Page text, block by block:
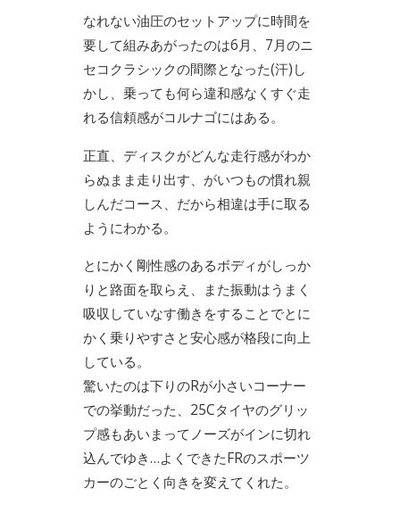
なれない油圧のセットアップに時間を
要して組みあがったのは6月、7月のニ
セコクラシックの間際となった(汗)し
かし、乗っても何ら違和感なくすぐ走
れる信頼感がコルナゴにはある。
正直、ディスクがどんな走行感がわか
らぬまま走り出す、がいつもの慣れ親
しんだコース、だから相違は手に取る
ようにわかる。
とにかく剛性感のあるボディがしっか
りと路面を取らえ、また振動はうまく
吸収していなす働きをすることでとに
かく乗りやすさと安心感が格段に向上
している。
驚いたのは下りのRが小さいコーナー
での挙動だった、25Cタイヤのグリッ
プ感もあいまってノーズがインに切れ
込んでゆき…よくできたFRのスポーツ
カーのごとく向きを変えてくれた。